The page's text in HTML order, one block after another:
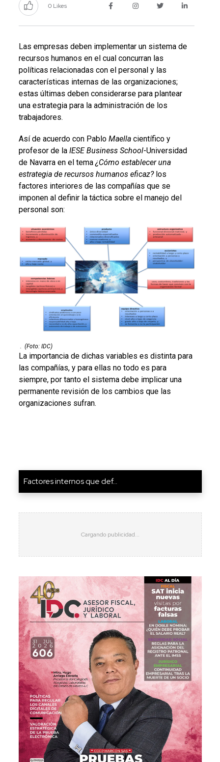
0 Likes
Las empresas deben implementar un sistema de
recursos humanos en el cual concurran las
políticas relacionadas con el personal y las
características internas de las organizaciones;
estas últimas deben considerarse para plantear
una estrategia para la administración de los
trabajadores.
Así de acuerdo con Pablo Maellacientífico y
profesor de la IESE Business School-Universidad
de Navarra en el tema ¿Cómo establecer una
estrategia de recursos humanos eficaz?los
factores interiores de las compañías que se
imponen al definir la táctica sobre el manejo del
personal son:
(Foto: IDC)
La importancia de dichas variables es distinta para
las compañías, y para ellas no todo es para
siempre, por tanto el sistema debe implicar una
permanente revisión de los cambios que las
organizaciones sufran.
Factores internos que def...